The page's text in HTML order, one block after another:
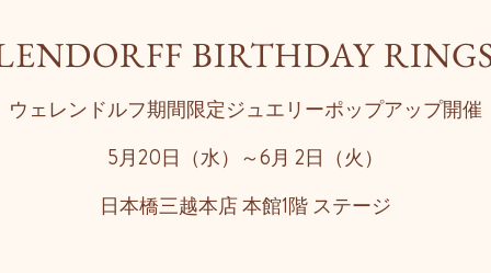
BIRTHDAY
ウェレンドルフ期間限定ジュエリーポップアップ開催
5月20日（水）～6月 2日（火）
日本橋三越本店 本館1階 ステージ